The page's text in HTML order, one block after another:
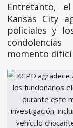
Entretanto,
Kansas City
policiales y
momento